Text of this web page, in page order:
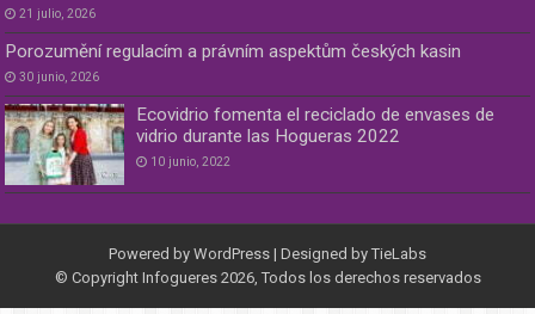
21 julio, 2026
Porozumění regulacím a právním aspektům českých kasin
30 junio, 2026
Ecovidrio fomenta el reciclado de envases de
vidrio durante las Hogueras 2022
10 junio, 2022
Powered by WordPress | Designed by TieLabs
© Copyright Infogueres 2026, Todos los derechos reservados